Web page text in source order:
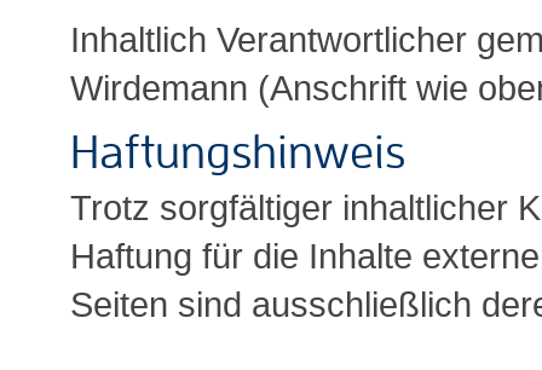
Inhaltlich Verantwortlicher
Wirdemann (Anschrift wie
Haftungshinweis
Trotz sorgfältiger inhaltlicher
Haftung für die Inhalte
Seiten sind ausschließlich